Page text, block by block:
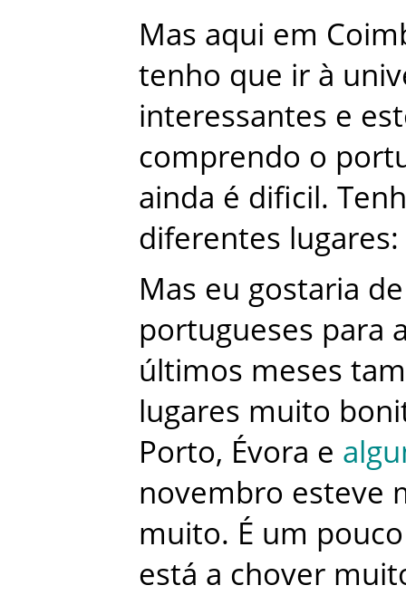
Mas aqui em
tenho que ir à
interessantes e
comprendo o
ainda é dificil.
diferentes lugares:
Mas eu gostaria de
portugueses para
últimos meses
lugares muito
Porto, Évora e
novembro esteve
muito. É um pouco
está a chover